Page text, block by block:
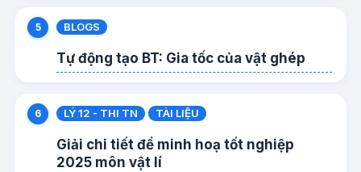
BLOGS
Tự động tạo BT: Gia tốc của vật ghép
LÝ 12 - THI TN TÀI LIỆU
Giải chi tiết đề minh hoạ tốt nghiệp
2025 môn vật lí